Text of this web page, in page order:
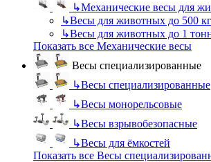
↳Механические весы для
↳Весы для животных до 500 кг
↳Весы для животных до 1
Показать все Механические весы
Весы специализированные
↳Весы специализированные
↳Весы монорельсовые
↳Весы взрывобезопасные
↳Весы для ёмкостей
Показать все Весы